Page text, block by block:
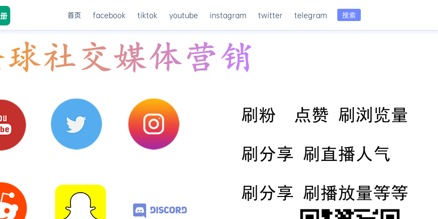
搜索
首页 facebook tiktok youtube instagram twitter telegram